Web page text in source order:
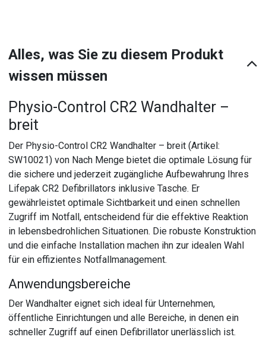
Alles, was Sie zu diesem Produkt
wissen müssen
Physio-Control CR2 Wandhalter –
breit
Der Physio-Control CR2 Wandhalter – breit (Artikel:
SW10021) von Nach Menge bietet die optimale Lösung für
die sichere und jederzeit zugängliche Aufbewahrung Ihres
Lifepak CR2 Defibrillators inklusive Tasche. Er
gewährleistet optimale Sichtbarkeit und einen schnellen
Zugriff im Notfall, entscheidend für die effektive Reaktion
in lebensbedrohlichen Situationen. Die robuste Konstruktion
und die einfache Installation machen ihn zur idealen Wahl
für ein effizientes Notfallmanagement.
Anwendungsbereiche
Der Wandhalter eignet sich ideal für Unternehmen,
öffentliche Einrichtungen und alle Bereiche, in denen ein
schneller Zugriff auf einen Defibrillator unerlässlich ist.